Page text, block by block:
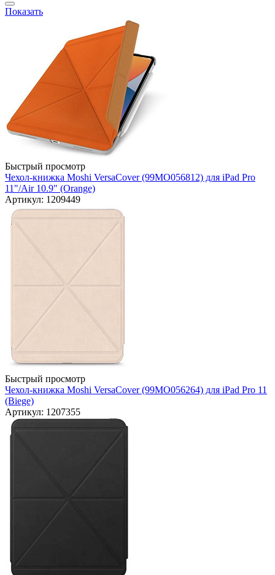
Показать
Быстрый просмотр
Чехол-книжка Moshi VersaCover (99MO056812) для iPad Pro
11"/Air 10.9" (Orange)
Артикул: 1209449
Быстрый просмотр
Чехол-книжка Moshi VersaCover (99MO056264) для iPad Pro 11
(Biege)
Артикул: 1207355